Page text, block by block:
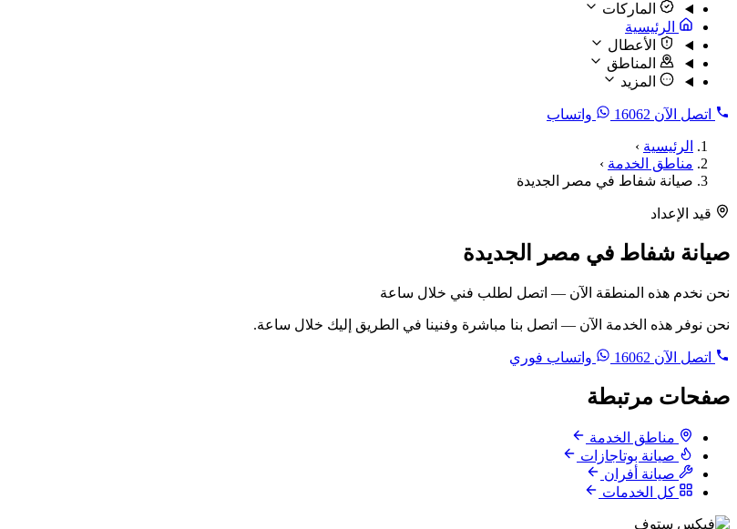
الماركات
الرئيسية
الأعطال
المناطق
المزيد
اتصل الآن 16062 واتساب
الرئيسية ›
مناطق الخدمة ›
صيانة شفاط في مصر الجديدة
قيد الإعداد
صيانة شفاط في مصر الجديدة
نحن نخدم هذه المنطقة الآن — اتصل لطلب فني خلال ساعة
نحن نوفر هذه الخدمة الآن — اتصل بنا مباشرة وفنينا في الطريق إليك خلال ساعة.
اتصل الآن 16062 واتساب فوري
صفحات مرتبطة
مناطق الخدمة
صيانة بوتاجازات
صيانة أفران
كل الخدمات